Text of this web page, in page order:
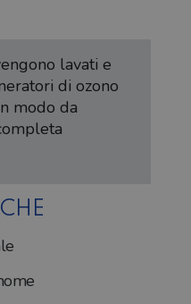
lavati e
di ozono
modo da